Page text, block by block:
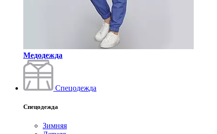
Медодежда
Спецодежда
Спецодежда
Зимняя